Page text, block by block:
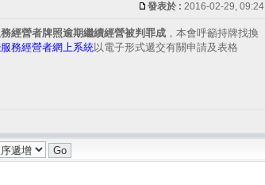
發表於 : 2016-02-29, 09:24
經營者牌照逾期繼續經營被判罪成 ，本會呼籲持牌找換
務經營者網上系統以電子形式遞交有關申請及表格